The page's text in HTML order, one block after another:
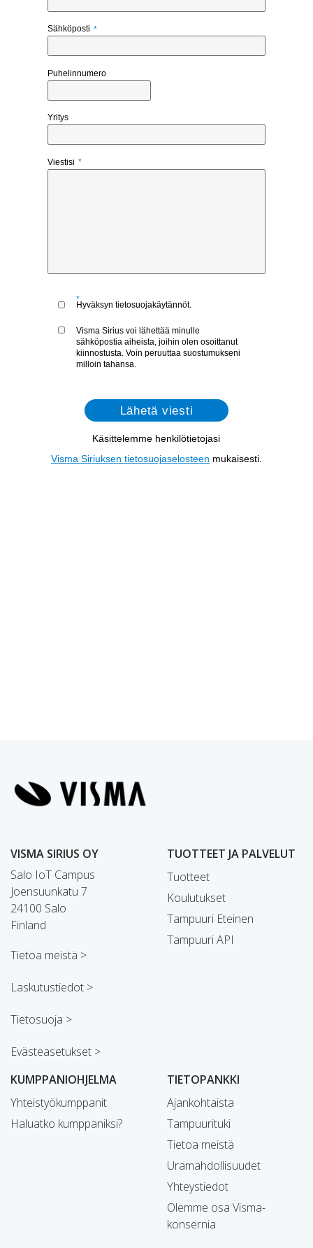
VISMA SIRIUS OY
Salo IoT Campus
Joensuunkatu 7
24100 Salo
Finland
Tietoa meistä >
Laskutustiedot >
Tietosuoja >
Evästeasetukset >
TUOTTEET JA PALVELUT
Tuotteet
Koulutukset
Tampuuri Eteinen
Tampuuri API
KUMPPANIOHJELMA
Yhteistyökumppanit
Haluatko kumppaniksi?
TIETOPANKKI
Ajankohtaista
Tampuurituki
Tietoa meistä
Uramahdollisuudet
Yhteystiedot
Olemme osa Visma-
konsernia